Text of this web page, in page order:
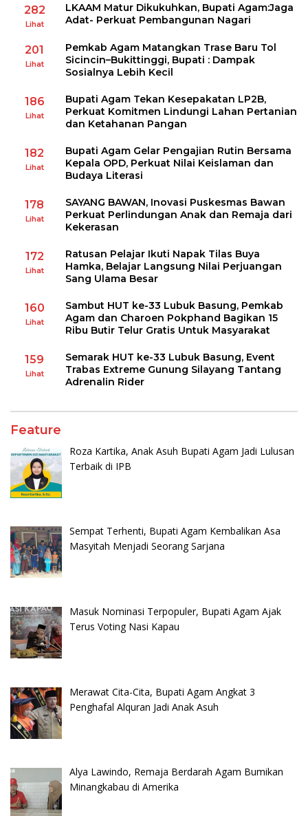
282
Lihat
LKAAM Matur Dikukuhkan, Bupati Agam:Jaga
Adat- Perkuat Pembangunan Nagari
201
Lihat
Pemkab Agam Matangkan Trase Baru Tol
Sicincin–Bukittinggi, Bupati : Dampak
Sosialnya Lebih Kecil
186
Lihat
Bupati Agam Tekan Kesepakatan LP2B,
Perkuat Komitmen Lindungi Lahan Pertanian
dan Ketahanan Pangan
182
Lihat
Bupati Agam Gelar Pengajian Rutin Bersama
Kepala OPD, Perkuat Nilai Keislaman dan
Budaya Literasi
178
Lihat
SAYANG BAWAN, Inovasi Puskesmas Bawan
Perkuat Perlindungan Anak dan Remaja dari
Kekerasan
172
Lihat
Ratusan Pelajar Ikuti Napak Tilas Buya
Hamka, Belajar Langsung Nilai Perjuangan
Sang Ulama Besar
160
Lihat
Sambut HUT ke-33 Lubuk Basung, Pemkab
Agam dan Charoen Pokphand Bagikan 15
Ribu Butir Telur Gratis Untuk Masyarakat
159
Lihat
Semarak HUT ke-33 Lubuk Basung, Event
Trabas Extreme Gunung Silayang Tantang
Adrenalin Rider
Feature
Roza Kartika, Anak Asuh Bupati Agam Jadi Lulusan
Terbaik di IPB
Sempat Terhenti, Bupati Agam Kembalikan Asa
Masyitah Menjadi Seorang Sarjana
Masuk Nominasi Terpopuler, Bupati Agam Ajak
Terus Voting Nasi Kapau
Merawat Cita-Cita, Bupati Agam Angkat 3
Penghafal Alquran Jadi Anak Asuh
Alya Lawindo, Remaja Berdarah Agam Bumikan
Minangkabau di Amerika